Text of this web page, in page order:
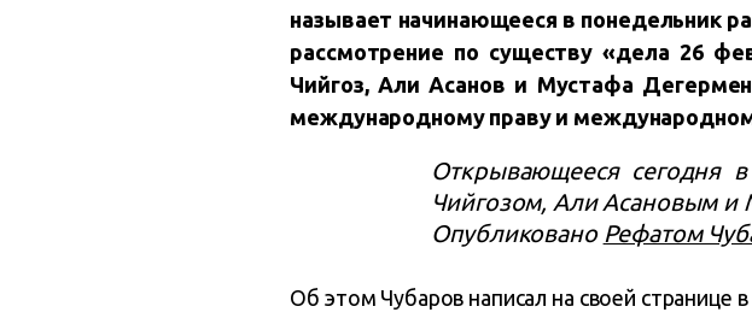
называет начинающееся в понедельник
рассмотрение по существу «дела 26
Чийгоз, Али Асанов и Мустафа
международному праву и
Открывающееся сегодня
Чийгозом, Али Асановым
Опубликовано Рефатом
Об этом Чубаров написал на своей странице